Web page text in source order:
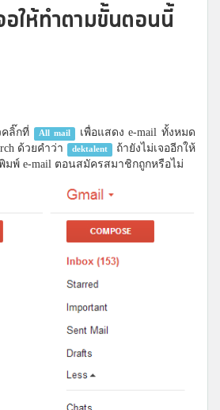
อให้ทำตามขั้นตอนนี้
คลิ๊กที่ All mail เพื่อแสดง e-mail ทั้งหมด
ด้วยคำว่า
dektalent
ถ้ายังไม่เจออีกให้
มพ์ e-mail ตอนสมัครสมาชิกถูกหรือไม่